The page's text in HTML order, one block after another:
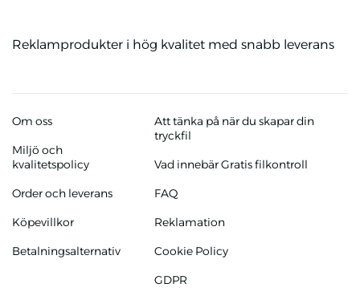
Reklamprodukter i hög kvalitet med snabb leverans
Om oss
Miljö och
kvalitetspolicy
Order och leverans
Köpevillkor
Betalningsalternativ
Att tänka på när du skapar din
tryckfil
Vad innebär Gratis filkontroll
FAQ
Reklamation
Cookie Policy
GDPR